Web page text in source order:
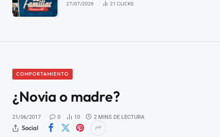
27/07/2026 21 CLICKS
COMPORTAMIENTO
¿Novia o madre?
21/06/2017 0 10 2 MINS DE LECTURA
Social